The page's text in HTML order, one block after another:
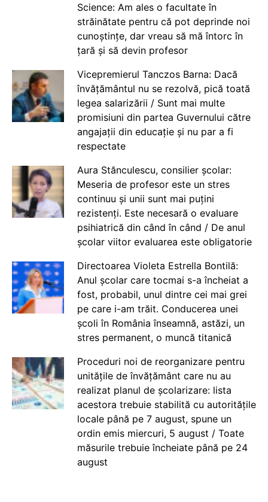
Science: Am ales o facultate în
străinătate pentru că pot deprinde noi
cunoștințe, dar vreau să mă întorc în
țară și să devin profesor
Vicepremierul Tanczos Barna: Dacă
învățământul nu se rezolvă, pică toată
legea salarizării / Sunt mai multe
promisiuni din partea Guvernului către
angajații din educație și nu par a fi
respectate
Aura Stănculescu, consilier școlar:
Meseria de profesor este un stres
continuu și unii sunt mai puțini
rezistenți. Este necesară o evaluare
psihiatrică din când în când / De anul
școlar viitor evaluarea este obligatorie
Directoarea Violeta Estrella Bontilă:
Anul școlar care tocmai s-a încheiat a
fost, probabil, unul dintre cei mai grei
pe care i-am trăit. Conducerea unei
școli în România înseamnă, astăzi, un
stres permanent, o muncă titanică
Proceduri noi de reorganizare pentru
unitățile de învățământ care nu au
realizat planul de școlarizare: lista
acestora trebuie stabilită cu autoritățile
locale până pe 7 august, spune un
ordin emis miercuri, 5 august / Toate
măsurile trebuie încheiate până pe 24
august